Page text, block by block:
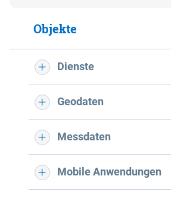
Objekte
Dienste
Geodaten
Messdaten
Mobile Anwendungen